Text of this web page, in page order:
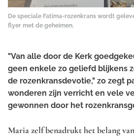
De speciale Fatima-rozenkrans wordt
flyer met de geheimen.
"Van alle door de Kerk
geen enkele zo geliefd blijkens
de rozenkransdevotie," zo zegt
wonderen zijn verricht en vele
gewonnen door het
Maria zelf benadrukt het belang